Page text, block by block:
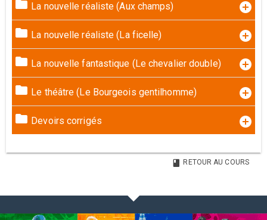
La nouvelle réaliste (Aux champs)
La nouvelle réaliste (La ficelle)
La nouvelle fantastique (Le chevalier double)
Le théâtre (Le Bourgeois gentilhomme)
Devoirs corrigés
RETOUR AU COURS